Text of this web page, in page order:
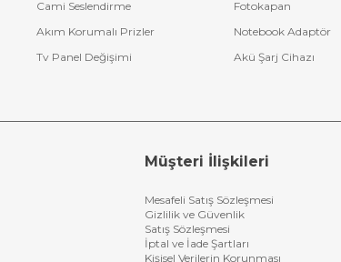
Cami Seslendirme Fotokapan
Akım Korumalı Prizler Notebook Adaptör
Tv Panel Değişimi Akü Şarj Cihazı
Müşteri İlişkileri
Mesafeli Satış Sözleşmesi
Gizlilik ve Güvenlik
Satış Sözleşmesi
İptal ve İade Şartları
Kişisel Verilerin Korunması